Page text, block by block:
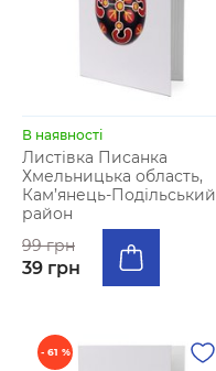
В наявності
Листівка Писанка
Хмельницька область,
Кам’янець-Подільський
район
99 грн
39 грн
- 61 %